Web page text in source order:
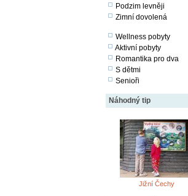
Podzim levněji
Zimní dovolená
Wellness pobyty
Aktivní pobyty
Romantika pro dva
S dětmi
Senioři
Náhodný tip
Jižní Čechy